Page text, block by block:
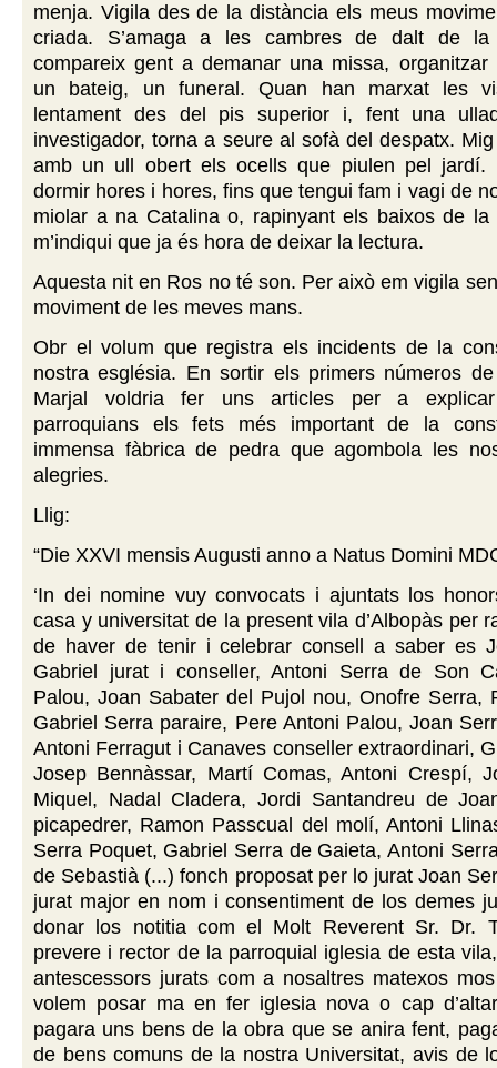
menja. Vigila des de la distància els meus
criada. S’amaga a les cambres de dalt de la
compareix gent a demanar una missa, organitzar
un bateig, un funeral. Quan han marxat les
lentament des del pis superior i, fent una
investigador, torna a seure al sofà del despatx.
amb un ull obert els ocells que piulen pel jardí.
dormir hores i hores, fins que tengui fam i vagi de
miolar a na Catalina o, rapinyant els baixos de la
m’indiqui que ja és hora de deixar la lectura.
Aquesta nit en Ros no té son. Per això em vigila
moviment de les meves mans.
Obr el volum que registra els incidents de la
nostra església. En sortir els primers números
Marjal voldria fer uns articles per a
parroquians els fets més important de la
immensa fàbrica de pedra que agombola les
alegries.
Llig:
“Die XXVI mensis Augusti anno a Natus Domini
‘In dei nomine vuy convocats i ajuntats los
casa y universitat de la present vila d’Albopàs per
de haver de tenir i celebrar consell a saber es
Gabriel jurat i conseller, Antoni Serra de Son
Palou, Joan Sabater del Pujol nou, Onofre Serra,
Gabriel Serra paraire, Pere Antoni Palou, Joan
Antoni Ferragut i Canaves conseller extraordinari,
Josep Bennàssar, Martí Comas, Antoni Crespí,
Miquel, Nadal Cladera, Jordi Santandreu de
picapedrer, Ramon Passcual del molí, Antoni
Serra Poquet, Gabriel Serra de Gaieta, Antoni
de Sebastià (...) fonch proposat per lo jurat Joan
jurat major en nom i consentiment de los demes
donar los notitia com el Molt Reverent Sr. Dr.
prevere i rector de la parroquial iglesia de esta
antescessors jurats com a nosaltres matexos
volem posar ma en fer iglesia nova o cap
pagara uns bens de la obra que se anira fent,
de bens comuns de la nostra Universitat, avis de